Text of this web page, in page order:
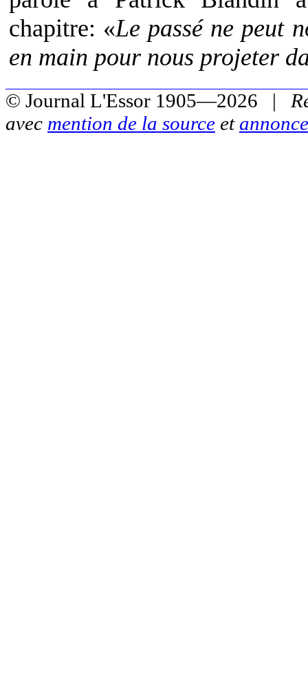
chapitre: «Le passé ne peut
en main pour nous projeter
© Journal L'Essor 1905—2026 |
avec mention de la source et